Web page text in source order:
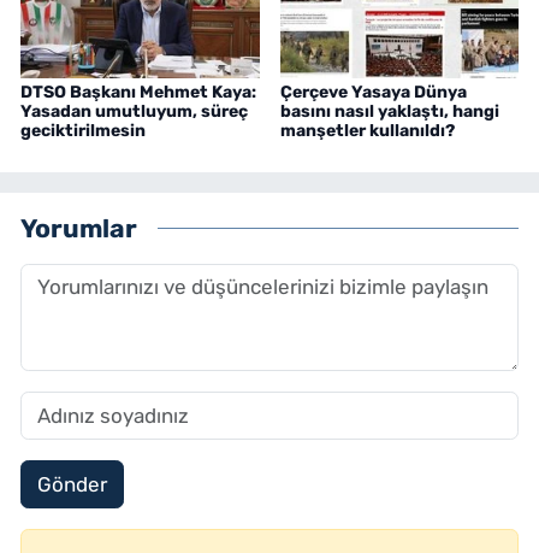
DTSO Başkanı Mehmet Kaya:
Yasadan umutluyum, süreç
geciktirilmesin
Çerçeve Yasaya Dünya
basını nasıl yaklaştı, hangi
manşetler kullanıldı?
Yorumlar
Gönder